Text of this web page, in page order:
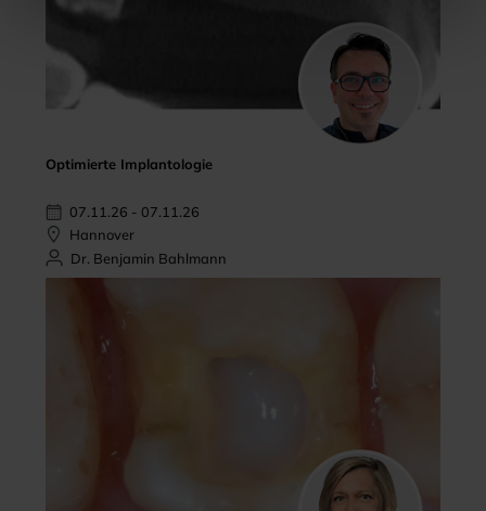
Optimierte Implantologie
07.11.26 - 07.11.26
Hannover
Dr. Benjamin Bahlmann